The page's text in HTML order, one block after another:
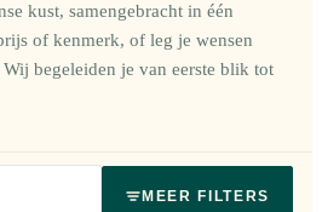
kust, samengebracht in één
of kenmerk, of leg je wensen
begeleiden je van eerste blik tot
MEER FILTERS